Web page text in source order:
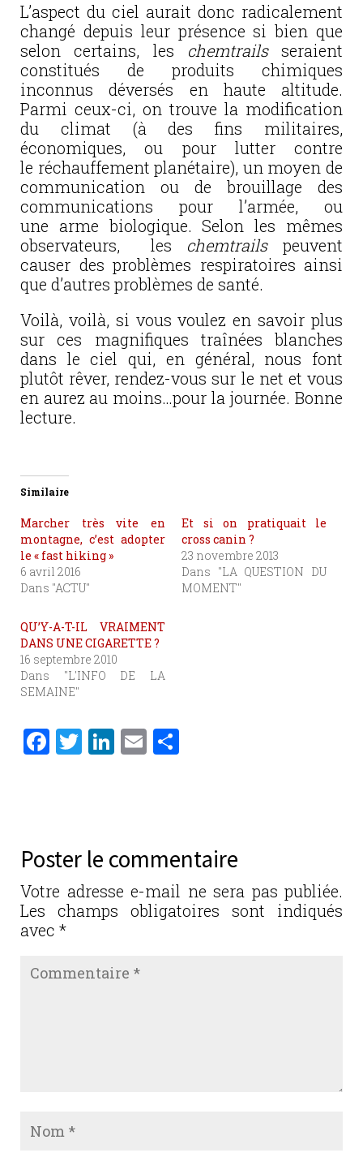
L’aspect du ciel aurait donc radicalement
changé depuis leur présence si bien que
selon certains, les chemtrailsseraient
constitués de produits chimiques
inconnus déversés en haute altitude.
Parmi ceux-ci, on trouve la modification
du climat (à des fins militaires,
économiques, ou pour lutter contre
le réchauffement planétaire), un moyen de
communication ou de brouillage des
communications pour l’armée, ou
une arme biologique. Selon les mêmes
observateurs, les chemtrailspeuvent
causer des problèmes respiratoires ainsi
que d’autres problèmes de santé.
Voilà, voilà, si vous voulez en savoir plus
sur ces magnifiques traînées blanches
dans le ciel qui, en général, nous font
plutôt rêver, rendez-vous sur le net et vous
en aurez au moins…pour la journée. Bonne
lecture.
Similaire
Marcher très vite en
montagne, c’est adopter
le « fast hiking »
6 avril 2016
Dans "ACTU"
Et si on pratiquait le
cross canin ?
23 novembre 2013
Dans "LA QUESTION DU
MOMENT"
QU’Y-A-T-IL VRAIMENT
DANS UNE CIGARETTE ?
16 septembre 2010
Dans "L'INFO DE LA
SEMAINE"
F
b
o
o
k
T
r
Li
n
E
er
Poster le commentaire
Votre adresse e-mail ne sera pas publiée.
Les champs obligatoires sont indiqués
avec *